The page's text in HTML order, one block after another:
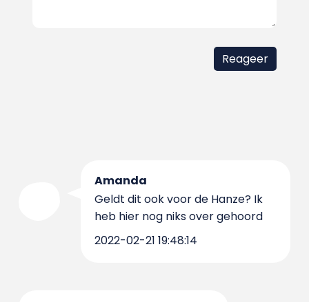
Amanda
Geldt dit ook voor de Hanze? Ik
heb hier nog niks over gehoord
2022-02-21 19:48:14